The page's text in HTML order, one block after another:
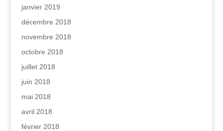
janvier 2019
décembre 2018
novembre 2018
octobre 2018
juillet 2018
juin 2018
mai 2018
avril 2018
février 2018